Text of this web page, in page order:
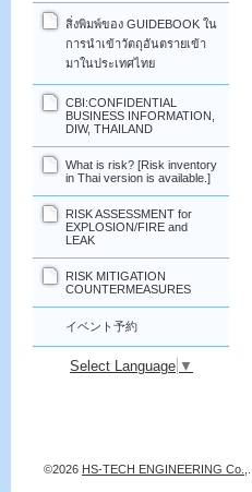
สิ่งพิมพ์ของ GUIDEBOOK ใน
การนำเข้าวัตถุอันตรายเข้า
มาในประเทศไทย
CBI:CONFIDENTIAL
BUSINESS INFORMATION,
DIW, THAILAND
What is risk? [Risk inventory
in Thai version is available.]
RISK ASSESSMENT for
EXPLOSION/FIRE and
LEAK
RISK MITIGATION
COUNTERMEASURES
イベント予約
Select Language ▼
©2026 HS-TECH ENGINEERING Co.,